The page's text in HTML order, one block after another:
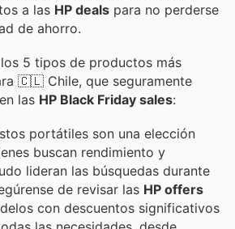
a las HP deals para no perderse
de ahorro.
5 tipos de productos más
🇨🇱 Chile, que seguramente
las HP Black Friday sales:
portátiles son una elección
buscan rendimiento y
lideran las búsquedas durante
de revisar las HP offers
con descuentos significativos